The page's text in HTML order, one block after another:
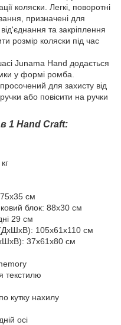
коляски. Легкі, поворотні
призначені для
та закріплення
розмір коляски під час
Junama Hand додається
у формі ромба.
для захисту від
або повісити на ручки
1 Hand Craft:
75x35 см
блок: 88х30 см
29 см
(ДxШxВ): 105х61х110 см
37х61х80 см
текстилю
кутку нахилу
осі